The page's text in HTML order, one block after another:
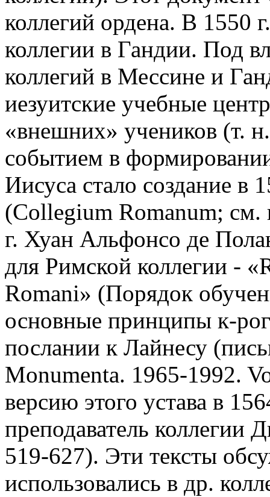
коллегий ордена. В 1550
коллегии в Гандии. Под
коллегий в Мессине и
иезуитские учебные
«внешних» учеников (т.
событием в
Иисуса стало создание в
(Collegium Romanum; см.
г. Хуан Альфонсо де
для Римской коллегии -
Romani» (Порядок
основные принципы к-
послании к Лайнесу
Monumenta. 1965-1992.
версию этого устава в
преподаватель коллегии
519-627). Эти тексты
использовались в др.